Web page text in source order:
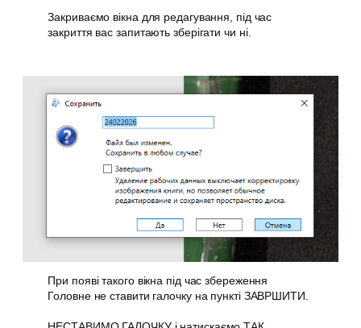
Закриваємо вікна для редагування, під час
закриття вас запитають зберігати чи ні.
При появі такого вікна під час збереження
Головне не ставити галочку на пункті ЗАВРШИТИ.